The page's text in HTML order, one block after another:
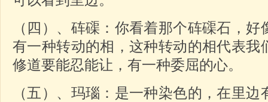
（四）、砗磲：你看着那个砗磲石，
有一种转动的相，这种转动的相代表我
修道要能忍能让，有一种委屈的心。
（五）、玛瑙：是一种染色的，在里